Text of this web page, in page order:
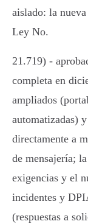
aislado: la
Ley No.
21.719) -
completa en
ampliados
automatizadas)
directamente a
de mensajería;
exigencias y el
incidentes y
(respuestas a